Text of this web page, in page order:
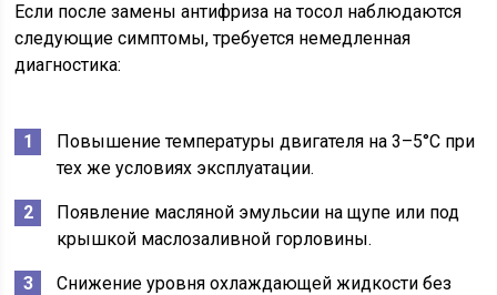
Если после замены антифриза на тосол наблюдаются
следующие симптомы, требуется немедленная
диагностика:
Повышение температуры двигателя на 3–5°C при
тех же условиях эксплуатации.
Появление масляной эмульсии на щупе или под
крышкой маслозаливной горловины.
Снижение уровня охлаждающей жидкости без